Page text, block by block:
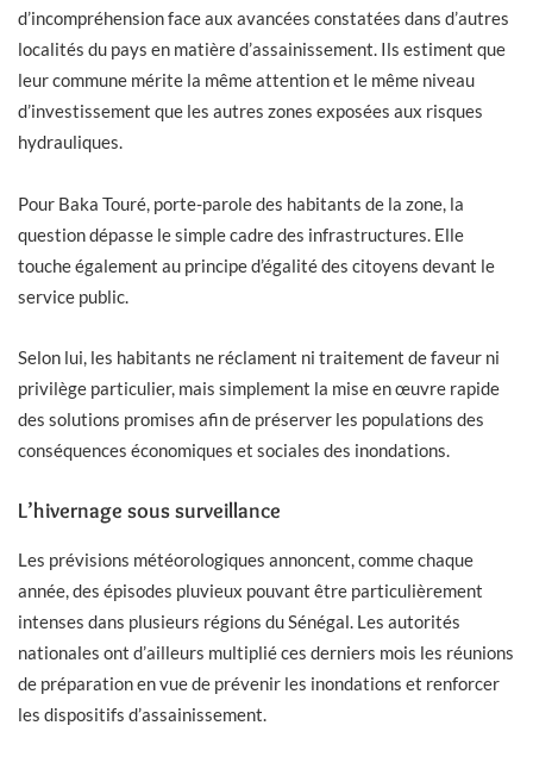
d’incompréhension face aux avancées constatées dans d’autres
localités du pays en matière d’assainissement. Ils estiment que
leur commune mérite la même attention et le même niveau
d’investissement que les autres zones exposées aux risques
hydrauliques.
Pour Baka Touré, porte-parole des habitants de la zone, la
question dépasse le simple cadre des infrastructures. Elle
touche également au principe d’égalité des citoyens devant le
service public.
Selon lui, les habitants ne réclament ni traitement de faveur ni
privilège particulier, mais simplement la mise en œuvre rapide
des solutions promises afin de préserver les populations des
conséquences économiques et sociales des inondations.
L’hivernage sous surveillance
Les prévisions météorologiques annoncent, comme chaque
année, des épisodes pluvieux pouvant être particulièrement
intenses dans plusieurs régions du Sénégal. Les autorités
nationales ont d’ailleurs multiplié ces derniers mois les réunions
de préparation en vue de prévenir les inondations et renforcer
les dispositifs d’assainissement.